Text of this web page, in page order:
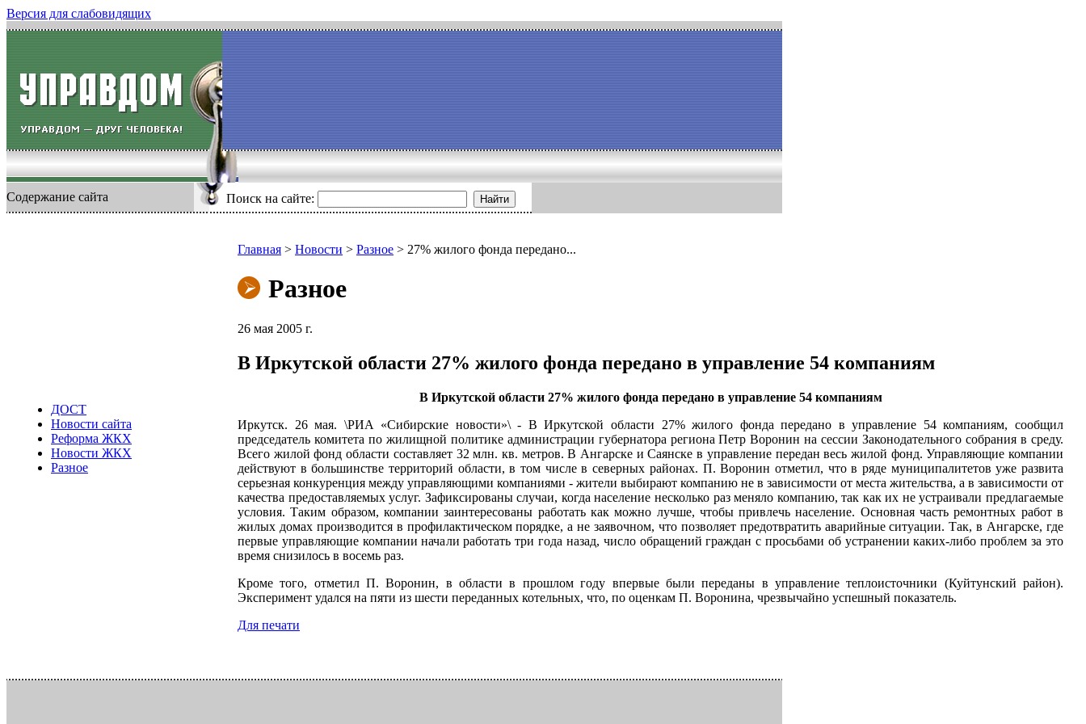
Версия для слабовидящих
Содержание сайта Поиск на сайте: Найти
ДОСТ
Новости сайта
Реформа ЖКХ
Новости ЖКХ
Разное
Главная > Новости > Разное > 27% жилого фонда передано...
Разное
26 мая 2005 г.
В Иркутской области 27% жилого фонда передано в управление 54 компаниям
В Иркутской области 27% жилого фонда передано в управление 54 компаниям
Иркутск. 26 мая. \РИА «Сибирские новости»\ - В Иркутской области 27% жилого фонда передано в управление 54 компаниям, сообщил
председатель комитета по жилищной политике администрации губернатора региона Петр Воронин на сессии Законодательного собрания в среду.
Всего жилой фонд области составляет 32 млн. кв. метров. В Ангарске и Саянске в управление передан весь жилой фонд. Управляющие компании
действуют в большинстве территорий области, в том числе в северных районах. П. Воронин отметил, что в ряде муниципалитетов уже развита
серьезная конкуренция между управляющими компаниями - жители выбирают компанию не в зависимости от места жительства, а в зависимости от
качества предоставляемых услуг. Зафиксированы случаи, когда население несколько раз меняло компанию, так как их не устраивали предлагаемые
условия. Таким образом, компании заинтересованы работать как можно лучше, чтобы привлечь население. Основная часть ремонтных работ в
жилых домах производится в профилактическом порядке, а не заявочном, что позволяет предотвратить аварийные ситуации. Так, в Ангарске, где
первые управляющие компании начали работать три года назад, число обращений граждан с просьбами об устранении каких-либо проблем за это
время снизилось в восемь раз.
Кроме того, отметил П. Воронин, в области в прошлом году впервые были переданы в управление теплоисточники (Куйтунский район).
Эксперимент удался на пяти из шести переданных котельных, что, по оценкам П. Воронина, чрезвычайно успешный показатель.
Для печати